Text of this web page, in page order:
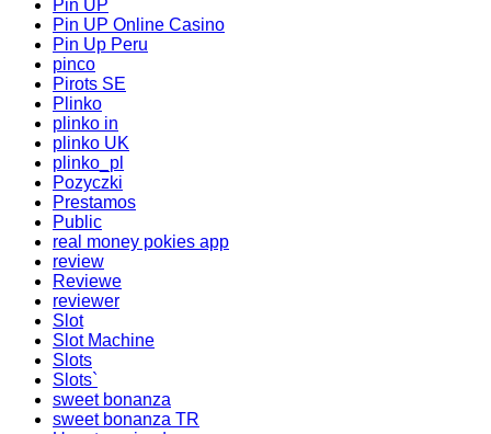
Pin UP
Pin UP Online Casino
Pin Up Peru
pinco
Pirots SE
Plinko
plinko in
plinko UK
plinko_pl
Pozyczki
Prestamos
Public
real money pokies app
review
Reviewe
reviewer
Slot
Slot Machine
Slots
Slots`
sweet bonanza
sweet bonanza TR